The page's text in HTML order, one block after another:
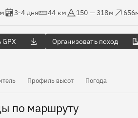
3-4 дня
44 км
150 — 318м
GPX Организовать поход
Профиль высот Погода
по маршруту